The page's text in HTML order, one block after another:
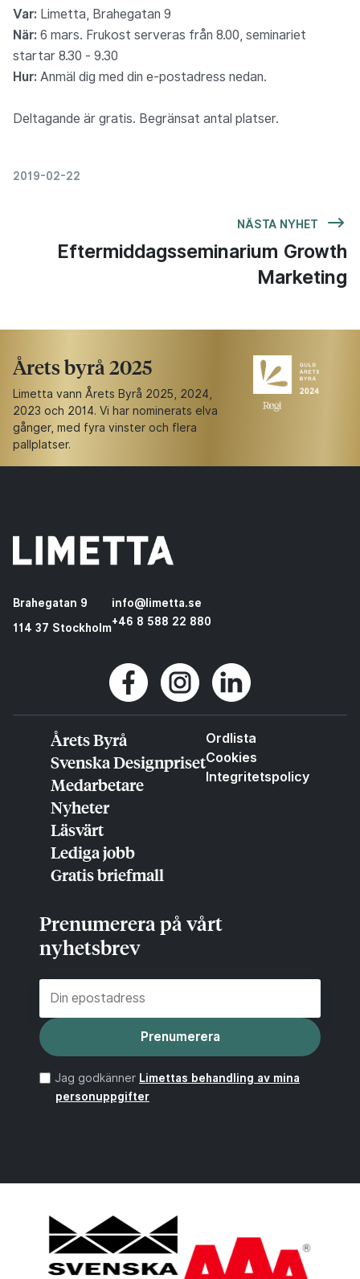
Var: Limetta, Brahegatan 9
När: 6 mars. Frukost serveras från 8.00, seminariet
startar 8.30 - 9.30
Hur: Anmäl dig med din e-postadress nedan.
Deltagande är gratis. Begränsat antal platser.
2019-02-22
NÄSTA NYHET
Eftermiddagsseminarium Growth
Marketing
Årets byrå 2025
Limetta vann Årets Byrå 2025, 2024,
2023 och 2014. Vi har nominerats elva
gånger, med fyra vinster och flera
pallplatser.
Brahegatan 9
114 37 Stockholm
info@limetta.se
+46 8 588 22 880
Årets Byrå
Svenska Designpriset
Medarbetare
Nyheter
Läsvärt
Lediga jobb
Gratis briefmall
Ordlista
Cookies
Integritetspolicy
Prenumerera på vårt
nyhetsbrev
Prenumerera
Jag godkänner Limettas behandling av mina
personuppgifter